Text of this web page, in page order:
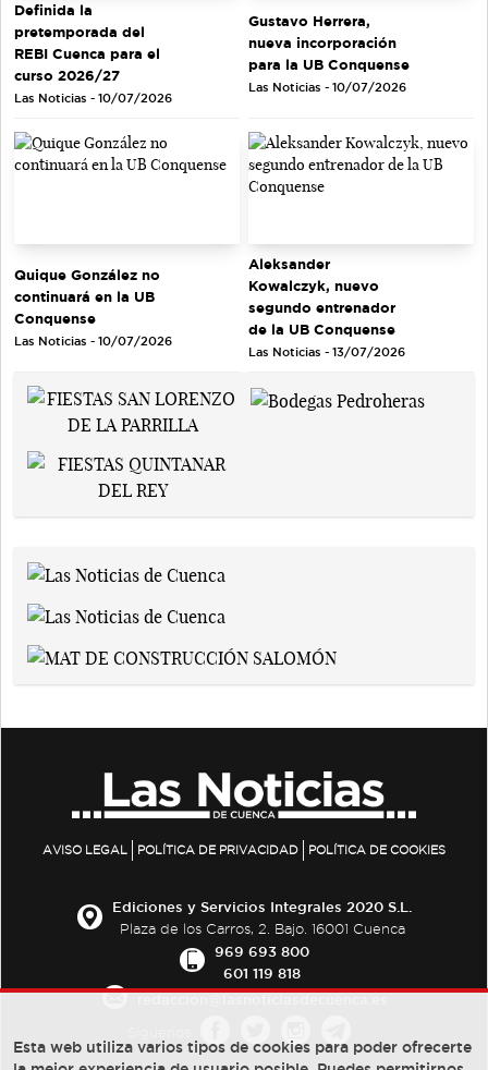
Definida la
pretemporada del
REBI Cuenca para el
curso 2026/27
Las Noticias - 10/07/2026
Gustavo Herrera,
nueva incorporación
para la UB Conquense
Las Noticias - 10/07/2026
Quique González no
continuará en la UB
Conquense
Las Noticias - 10/07/2026
Aleksander
Kowalczyk, nuevo
segundo entrenador
de la UB Conquense
Las Noticias - 13/07/2026
AVISO LEGAL POLÍTICA DE PRIVACIDAD POLÍTICA DE COOKIES
Ediciones y Servicios Integrales 2020 S.L.
Plaza de los Carros, 2. Bajo. 16001 Cuenca
969 693 800
601 119 818
Esta web utiliza varios tipos de cookies para poder ofrecerte